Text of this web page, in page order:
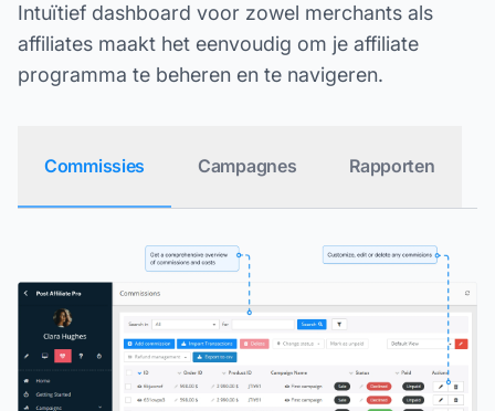
Intuïtief dashboard voor zowel merchants als
affiliates maakt het eenvoudig om je affiliate
programma te beheren en te navigeren.
Commissies Campagnes Rapporten